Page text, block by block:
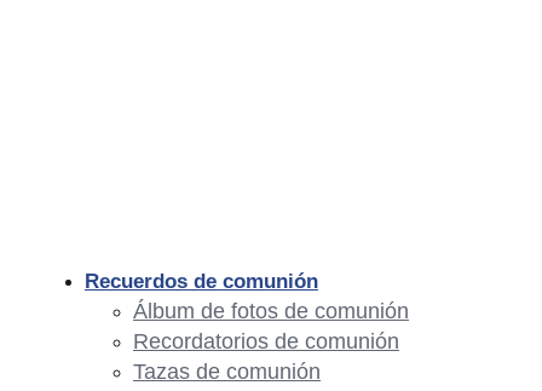
Recuerdos de comunión
Álbum de fotos de comunión
Recordatorios de comunión
Tazas de comunión